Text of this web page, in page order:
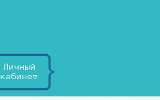
Личный
кабинет